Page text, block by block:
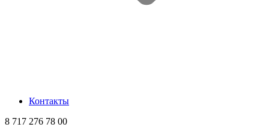
Контакты
8 717 276 78 00